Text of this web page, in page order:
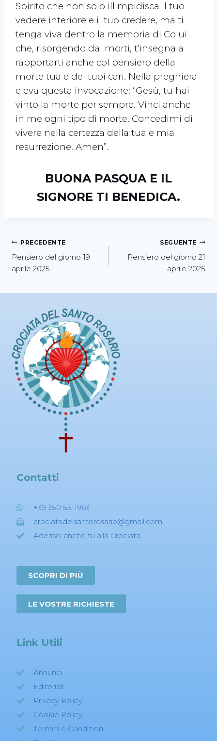
Spirito che non solo illimpidisca il tuo
vedere interiore e il tuo credere, ma ti
tenga viva dentro la memoria di Colui
che, risorgendo dai morti, t’insegna a
rapportarti anche col pensiero della
morte tua e dei tuoi cari. Nella preghiera
eleva questa invocazione: “Gesù, tu hai
vinto la morte per sempre. Vinci anche
in me ogni tipo di morte. Concedimi di
vivere nella certezza della tua e mia
resurrezione. Amen”.
BUONA PASQUA E IL
SIGNORE TI BENEDICA.
PRECEDENTE
Pensiero del giorno 19
aprile 2025
SEGUENTE
Pensiero del giorno 21
aprile 2025
Contatti
+39 350 5311963
crociatadelsantorosario@gmail.com
Aderisci anche tu alla Crociata
SCOPRI DI PIÙ
LE VOSTRE RICHIESTE
Link Utili
Annunci
Editoriali
Privacy Policy
Cookie Policy
Termini e Condizioni